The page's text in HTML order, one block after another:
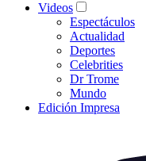
Videos
Espectáculos
Actualidad
Deportes
Celebrities
Dr Trome
Mundo
Edición Impresa